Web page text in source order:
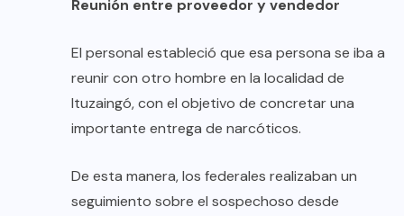
Reunión entre proveedor y vendedor
El personal estableció que esa persona se iba a
reunir con otro hombre en la localidad de
Ituzaingó, con el objetivo de concretar una
importante entrega de narcóticos.
De esta manera, los federales realizaban un
seguimiento sobre el sospechoso desde